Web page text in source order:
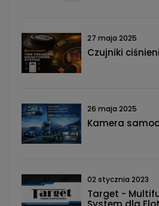
27 maja 2025
Czujniki
26 maja 2025
Kamera
02 stycznia 2023
Target -